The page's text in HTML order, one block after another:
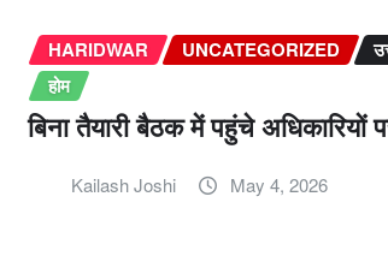
HARIDWAR UNCATEGORIZED
होम
बिना तैयारी बैठक में पहुंचे अधिकारियों
Kailash Joshi May 4, 2026